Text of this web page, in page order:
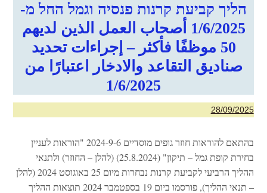
הליך קביעת קרנות פנסיה וגמל החל מ-
1/6/2025 أصحاب العمل الذين لديهم
50 موظفًا فأكثر – إجراءات تحديد
صناديق التقاعد والادخار اعتبارًا من
1/6/2025
28/09/2025
בהתאם להוראות חוזר גופים מוסדיים 2024-9-6 "הוראות לעניין
בחירת קופת גמל – תיקון" (25.8.2024) (להלן – החוזר) ולתנאי
ההליך הרביעי לקביעת קרנות נבחרות מיום 25 באוגוסט 2024 (להלן
– תנאי ההליך), פורסמו ביום 19 בספטמבר 2024 תוצאות ההליך